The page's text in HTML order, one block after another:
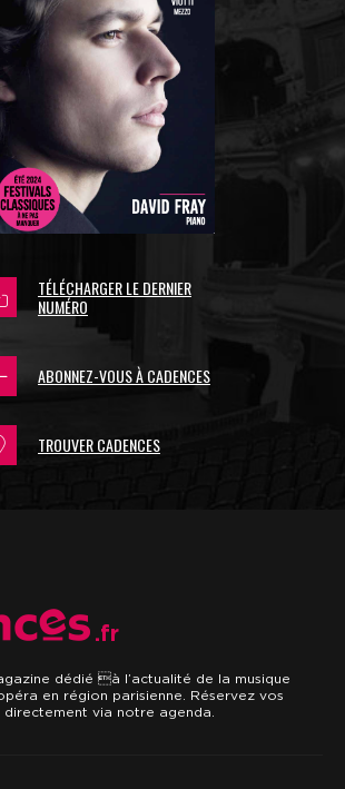
TÉLÉCHARGER LE DERNIER
NUMÉRO
ABONNEZ-VOUS À CADENCES
TROUVER CADENCES
.fr
dédié à l’actualité de la musique
en région parisienne. Réservez vos
via notre agenda.